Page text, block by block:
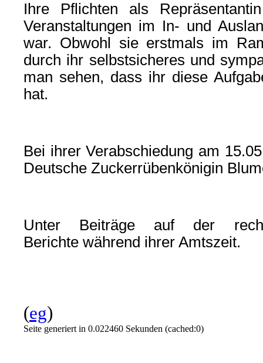
Ihre Pflichten als
Veranstaltungen im In- und
war. Obwohl sie erstmals im
durch ihr selbstsicheres und
man sehen, dass ihr diese
hat.
Bei ihrer Verabschiedung am
Deutsche Zuckerrübenkönigin
Unter Beiträge auf der
Berichte während ihrer Amtszeit.
(eg)
Seite generiert in 0.022460 Sekunden (cached:0)